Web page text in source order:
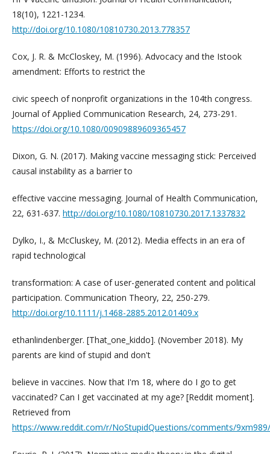
18(10), 1221-1234.
http://doi.org/10.1080/10810730.2013.778357
Cox, J. R. & McCloskey, M. (1996). Advocacy and the Istook
amendment: Efforts to restrict the
civic speech of nonprofit organizations in the 104th congress.
Journal of Applied Communication Research, 24, 273-291.
https://doi.org/10.1080/00909889609365457
Dixon, G. N. (2017). Making vaccine messaging stick: Perceived
causal instability as a barrier to
effective vaccine messaging. Journal of Health Communication,
22, 631-637. http://doi.org/10.1080/10810730.2017.1337832
Dylko, I., & McCluskey, M. (2012). Media effects in an era of
rapid technological
transformation: A case of user-generated content and political
participation. Communication Theory, 22, 250-279.
http://doi.org/10.1111/j.1468-2885.2012.01409.x
ethanlindenberger. [That_one_kiddo]. (November 2018). My
parents are kind of stupid and don't
believe in vaccines. Now that I'm 18, where do I go to get
vaccinated? Can I get vaccinated at my age? [Reddit moment].
Retrieved from
https://www.reddit.com/r/NoStupidQuestions/comments/9xm989/